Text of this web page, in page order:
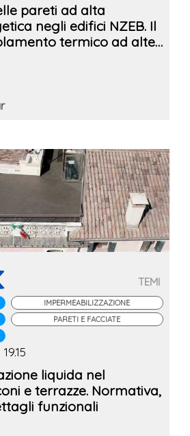
pareti ad alta
negli edifici NZEB. Il
termico ad alte
TEMI
IMPERMEABILIZZAZIONE
PARETI E FACCIATE
liquida nel
e terrazze. Normativa,
funzionali